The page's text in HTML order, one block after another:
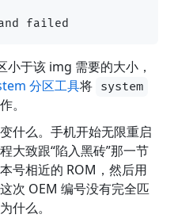
于该 img 需要的大小，
分区工具将 system
。
什么。手机开始无限重启
致跟“陷入黑砖”那一节
号相近的 ROM，然后用
次 OEM 编号没有完全匹
什么。